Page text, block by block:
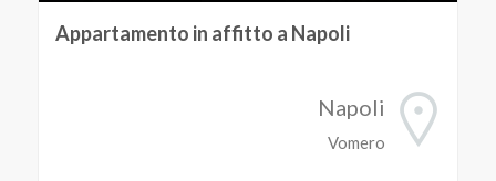
Appartamento in affitto a Napoli
Napoli
Vomero